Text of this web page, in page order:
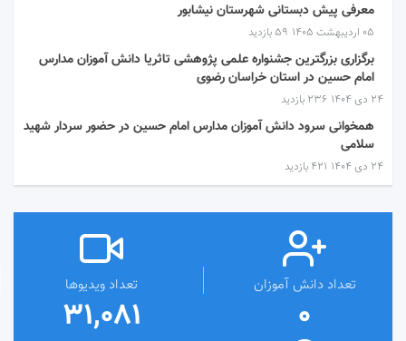
معرفی پیش دبستانی شهرستان نیشابور
۰۵ اردیبهشت ۱۴۰۵ 59 بازدید
برگزاری بزرگترین جشنواره علمی پژوهشی تاثریا دانش آموزان مدارس
امام حسین در استان خراسان رضوی
۲۴ دی ۱۴۰۴ 236 بازدید
همخوانی سرود دانش آموزان مدارس امام حسین در حضور سردار شهید
سلامی
۲۴ دی ۱۴۰۴ 421 بازدید
تعداد دانش آموزان
0
تعداد ویدیوها
31,081